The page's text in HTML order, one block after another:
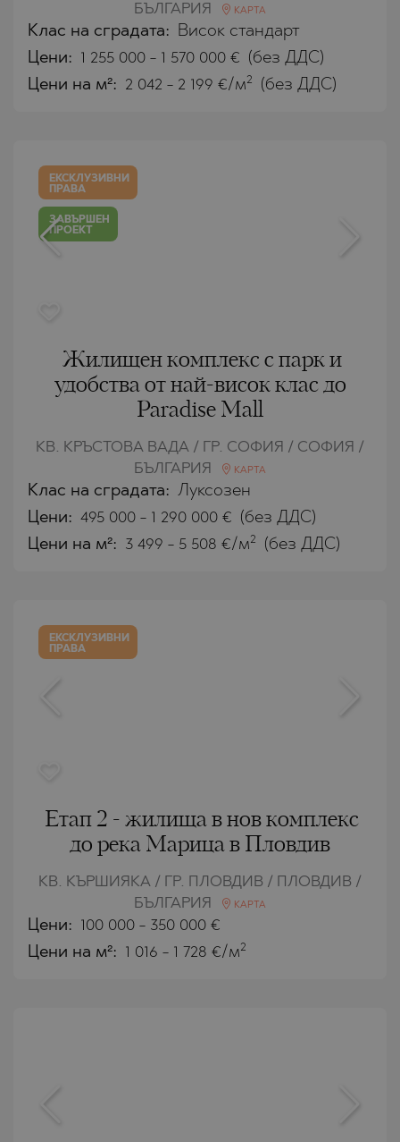
БЪЛГАРИЯ
КАРТА
Клас на сградата: Висок стандарт
Цени: 1 255 000 - 1 570 000 € (без ДДС)
Цени на м²: 2 042 - 2 199 €/м2 (без ДДС)
ЕКСКЛУЗИВНИ
ПРАВА
ЗАВЪРШЕН
ПРОЕКТ
Жилищен комплекс с парк и
удобства от най-висок клас до
Paradise Mall
КВ. КРЪСТОВА ВАДА / ГР. СОФИЯ / СОФИЯ /
БЪЛГАРИЯ
КАРТА
Клас на сградата: Луксозен
Цени: 495 000 - 1 290 000 € (без ДДС)
Цени на м²: 3 499 - 5 508 €/м2 (без ДДС)
ЕКСКЛУЗИВНИ
ПРАВА
Етап 2 - жилища в нов комплекс
до река Марица в Пловдив
КВ. КЪРШИЯКА / ГР. ПЛОВДИВ / ПЛОВДИВ /
БЪЛГАРИЯ
КАРТА
Цени: 100 000 - 350 000 €
Цени на м²: 1 016 - 1 728 €/м2